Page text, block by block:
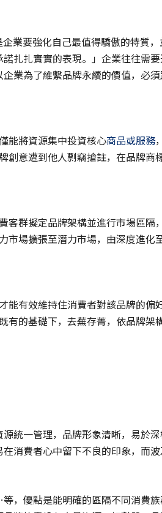
業要強化自己最值得驕傲的特質
扎扎實實的表現。」企業往往需
業為了維繫品牌永續的價值，必
能將資源集中投資核心商品或服務
創意遭到他人剽竊搶註，在品牌商
客群擬定品牌架構並進行市場區隔
市場擴張至潛力市場，由深度進化
能有效維持住消費者對該品牌的偏
有的基礎下，去蕪存菁，依品牌架
統一管理，品牌形象清晰，易於
消費者心中留下不良的印象，而
優點是能明確的區隔不同消費族